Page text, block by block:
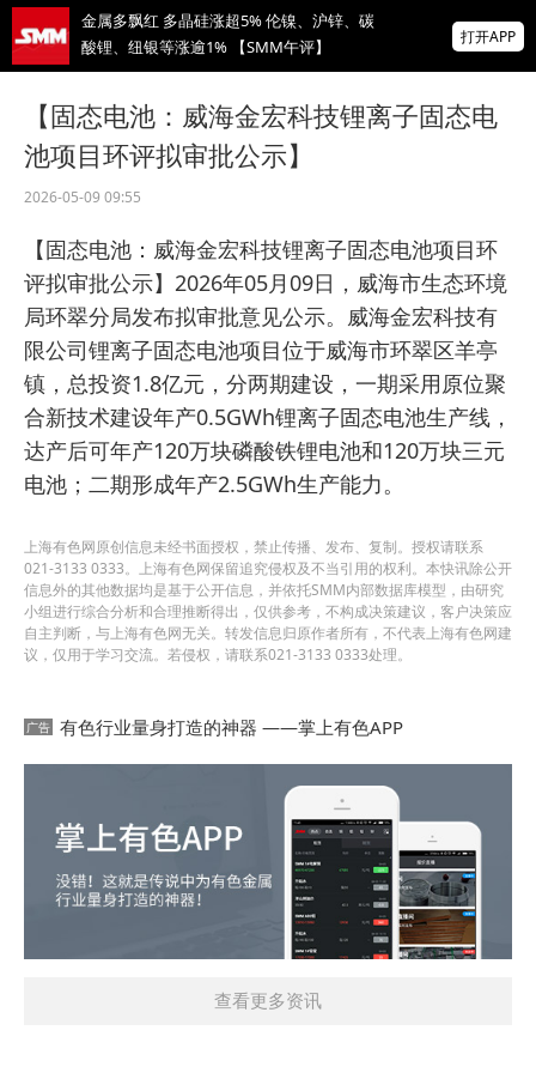
金属多飘红 多晶硅涨超5% 伦镍、沪锌、碳
酸锂、纽银等涨逾1% 【SMM午评】
17.3%
【直播中】海外宏观经济及大类资产展望 全
球锌、氧化锌、镀锌板供需及价格展望
掌上有色
为有色行业打造的神器
打开APP
【固态电池：威海金宏科技锂离子固态电
池项目环评拟审批公示】
2026-05-09 09:55
【固态电池：威海金宏科技锂离子固态电池项目环
评拟审批公示】2026年05月09日，威海市生态环境
局环翠分局发布拟审批意见公示。威海金宏科技有
限公司锂离子固态电池项目位于威海市环翠区羊亭
镇，总投资1.8亿元，分两期建设，一期采用原位聚
合新技术建设年产0.5GWh锂离子固态电池生产线，
达产后可年产120万块磷酸铁锂电池和120万块三元
电池；二期形成年产2.5GWh生产能力。
上海有色网原创信息未经书面授权，禁止传播、发布、复制。授权请联系
021-3133 0333。上海有色网保留追究侵权及不当引用的权利。本快讯除公开
信息外的其他数据均是基于公开信息，并依托SMM内部数据库模型，由研究
小组进行综合分析和合理推断得出，仅供参考，不构成决策建议，客户决策应
自主判断，与上海有色网无关。转发信息归原作者所有，不代表上海有色网建
议，仅用于学习交流。若侵权，请联系021-3133 0333处理。
有色行业量身打造的神器 ——掌上有色APP
查看更多资讯